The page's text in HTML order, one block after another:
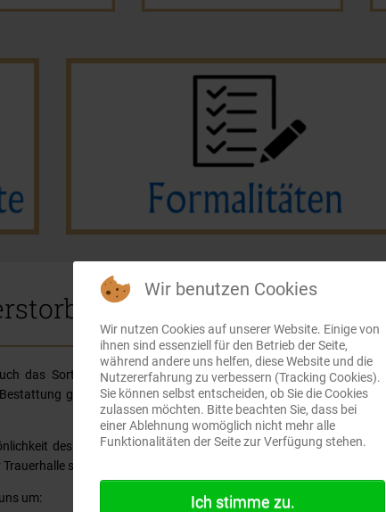
fest im Blick
das Sortiment unseres qualitativ hochwertigen
gefunden werden. Bei der individuellen Auswahl des
des Verstorbenen und seiner Angehörigen. Wir möchten
sollte deshalb seinem Wesen und seinen persönlichen
um:
Wir benutzen Cookies
Wir nutzen Cookies auf unserer Website. Einige von
ihnen sind essenziell für den Betrieb der Seite,
während andere uns helfen, diese Website und die
Nutzererfahrung zu verbessern (Tracking Cookies).
Sie können selbst entscheiden, ob Sie die Cookies
zulassen möchten. Bitte beachten Sie, dass bei
einer Ablehnung womöglich nicht mehr alle
Funktionalitäten der Seite zur Verfügung stehen.
Ich stimme zu.